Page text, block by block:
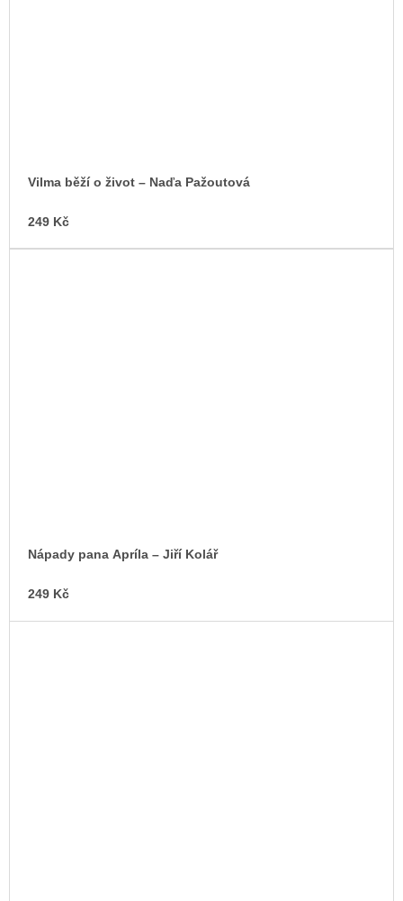
Vilma běží o život – Naďa Pažoutová
249 Kč
Nápady pana Apríla – Jiří Kolář
249 Kč